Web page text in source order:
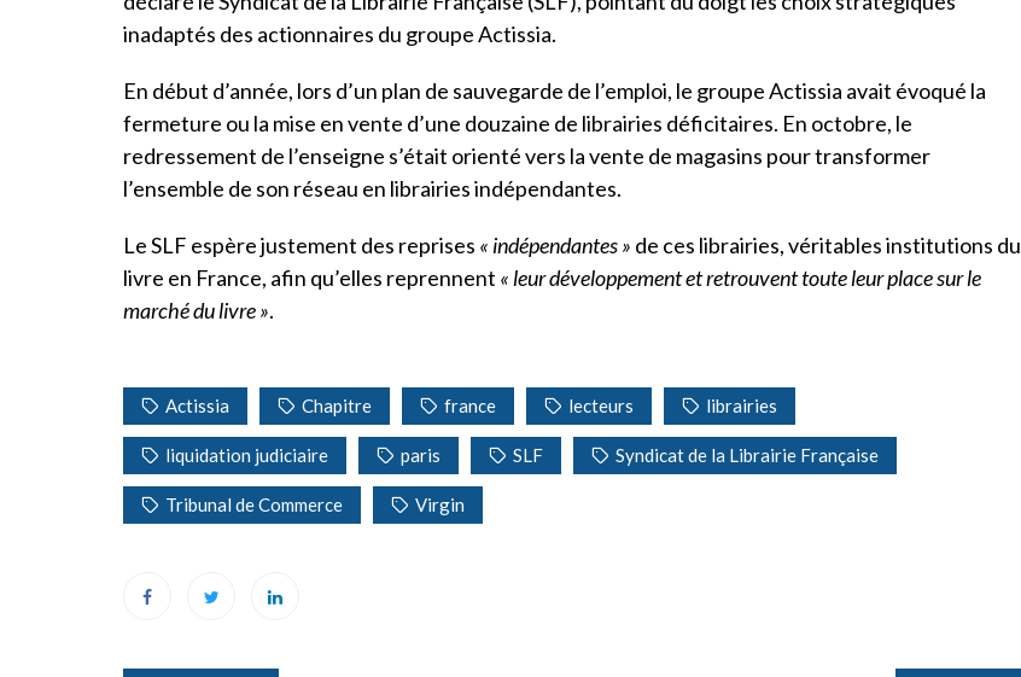
inadaptés des actionnaires du groupe Actissia.
En début d’année, lors d’un plan de sauvegarde de l’emploi, le groupe Actissia avait évoqué la
fermeture ou la mise en vente d’une douzaine de librairies déficitaires. En octobre, le
redressement de l’enseigne s’était orienté vers la vente de magasins pour transformer
l’ensemble de son réseau en librairies indépendantes.
Le SLF espère justement des reprises « indépendantes » de ces librairies, véritables institutions du
livre en France, afin qu’elles reprennent « leur développement et retrouvent toute leur place sur le
marché du livre ».
Actissia Chapitre france lecteurs librairies
liquidation judiciaire paris SLF Syndicat de la Librairie Française
Tribunal de Commerce Virgin